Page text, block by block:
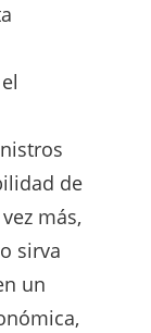
de
más,
sirva
un